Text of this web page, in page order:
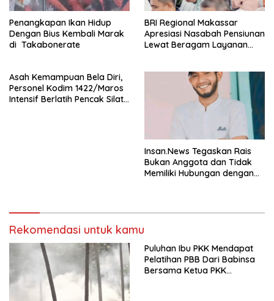
Penangkapan Ikan Hidup
Dengan Bius Kembali Marak
di Takabonerate
BRI Regional Makassar
Apresiasi Nasabah Pensiunan
Lewat Beragam Layanan
Asah Kemampuan Bela Diri,
Personel Kodim 1422/Maros
Intensif Berlatih Pencak Silat
Insan.News Tegaskan Rais
Bukan Anggota dan Tidak
Memiliki Hubungan dengan
Rekomendasi untuk kamu
Puluhan Ibu PKK Mendapat
Pelatihan PBB Dari Babinsa
Bersama Ketua PKK